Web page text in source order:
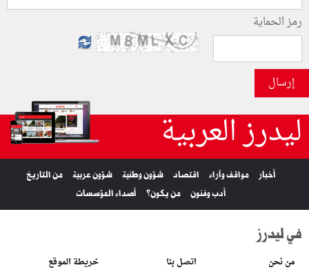
رمز الحماية
إرسال
ليدرز العربية
أخبار مواقف وآراء اقتصاد شؤون وطنية شؤون عربية
من التاريخ
أدب وفنون
من يكون؟ أصداء المؤسسات
في ليدرز
من نحن اتصل بنا خريطة الموقع